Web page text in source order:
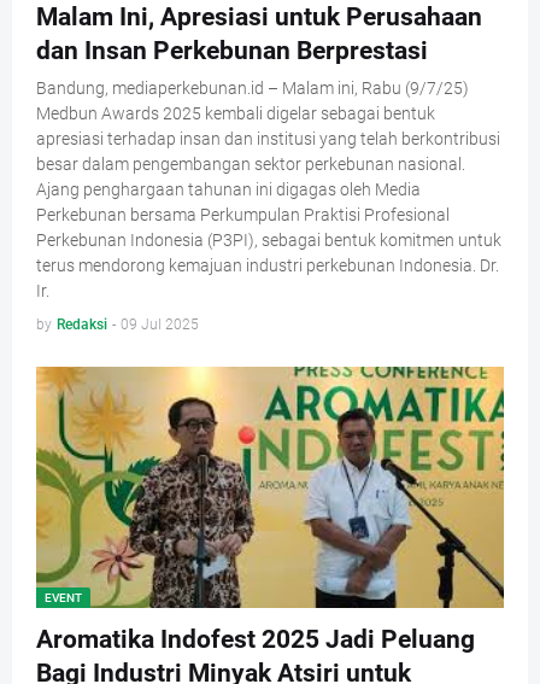
Malam Ini, Apresiasi untuk Perusahaan
dan Insan Perkebunan Berprestasi
Bandung, mediaperkebunan.id – Malam ini, Rabu (9/7/25)
Medbun Awards 2025 kembali digelar sebagai bentuk
apresiasi terhadap insan dan institusi yang telah berkontribusi
besar dalam pengembangan sektor perkebunan nasional.
Ajang penghargaan tahunan ini digagas oleh Media
Perkebunan bersama Perkumpulan Praktisi Profesional
Perkebunan Indonesia (P3PI), sebagai bentuk komitmen untuk
terus mendorong kemajuan industri perkebunan Indonesia. Dr.
Ir.
by Redaksi - 09 Jul 2025
EVENT
Aromatika Indofest 2025 Jadi Peluang
Bagi Industri Minyak Atsiri untuk